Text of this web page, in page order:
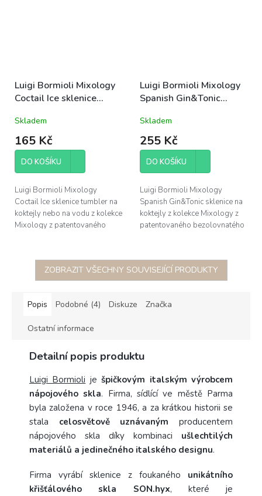
Luigi Bormioli Mixology
Coctail Ice sklenice
vodu 50cl (12648)
Skladem
165 Kč
DO KOŠÍKU
Luigi Bormioli Mixology
Coctail Ice sklenice tumbler na
koktejly nebo na vodu z kolekce
Mixology z patentovaného
Luigi Bormioli Mixology
Spanish Gin&Tonic
(12464)
Skladem
255 Kč
DO KOŠÍKU
Luigi Bormioli Mixology
Spanish Gin&Tonic sklenice na
koktejly z kolekce Mixology z
patentovaného bezolovnatého
odolností...
ZOBRAZIT VŠECHNY SOUVISEJÍCÍ PRODUKTY
Popis Podobné (4) Diskuze Značka
Ostatní informace
Detailní popis produktu
Luigi Bormioli ješpičkovým italským výrobcem
nápojového skla. Firma, sídlící ve městě Parma
byla založena v roce 1946, a za krátkou historii se
stala celosvětově uznávaným producentem
nápojového skla díky kombinaci ušlechtilých
materiálů a jedinečného italského designu.
Firma vyrábí sklenice z foukaného unikátního
křišťálového skla SON.hyx, které je